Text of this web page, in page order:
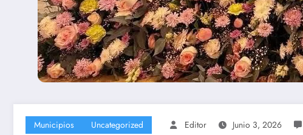
Municipios Uncategorized Editor Junio 3, 2026